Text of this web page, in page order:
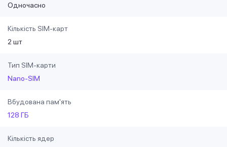
Одночасно
Кількість SIM-карт
2 шт
Тип SIM-карти
Nano-SIM
Вбудована пам'ять
128 ГБ
Кількість ядер